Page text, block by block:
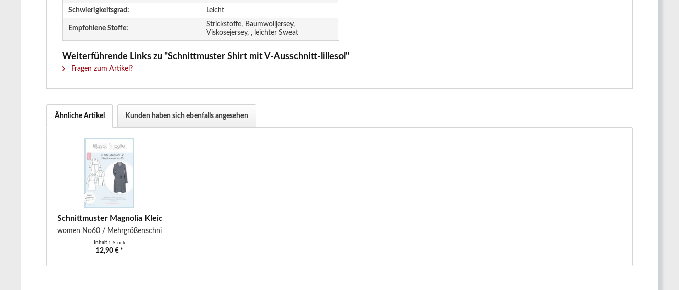
Schwierigkeitsgrad:
Leicht
Empfohlene Stoffe:
Strickstoffe, Baumwolljersey,
Viskosejersey, , leichter Sweat
Weiterführende Links zu "Schnittmuster Shirt mit V-Ausschnitt-lillesol"
Fragen zum Artikel?
Ähnliche Artikel Kunden haben sich ebenfalls angesehen
Schnittmuster Magnolia Kleid lillesol
women No60 / Mehrgrößenschnitt
Inhalt 1 Stück
12,90 € *